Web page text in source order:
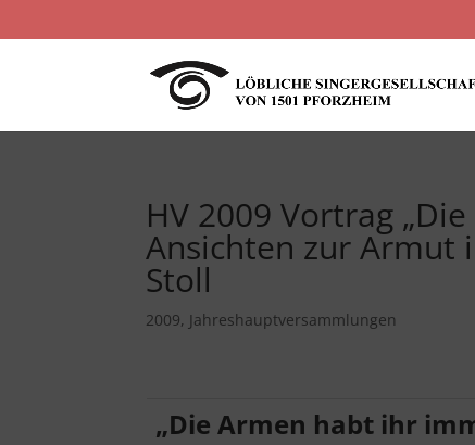
HV 2009 Vortrag
Ansichten zur Armut
Stoll
2009, Jahreshauptversammlungen
„Die Armen habt ihr